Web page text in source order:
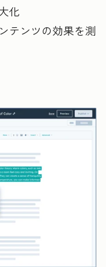
化
テンツの効果を測